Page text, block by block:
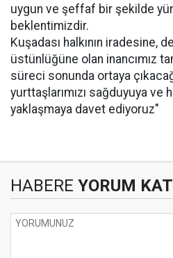
uygun ve şeffaf bir şekilde
beklentimizdir.
Kuşadası halkının iradesine,
üstünlüğüne olan inancımız
süreci sonunda ortaya
yurttaşlarımızı sağduyuya ve
yaklaşmaya davet ediyoruz"
HABERE YORUM KAT